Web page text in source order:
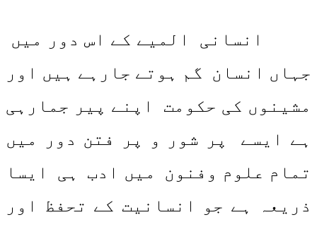
انسانی المیے کے اس دور میں
جہاں انسان گم ہوتے جارہے ہیں اور
مشینوں کی حکومت اپنے پیر جمارہی
ہے ایسے پر شور و پر فتن دور میں
تمام علوم وفنون میں ادب ہی ایسا
ذریعہ ہے جو انسانیت کے تحفظ اور